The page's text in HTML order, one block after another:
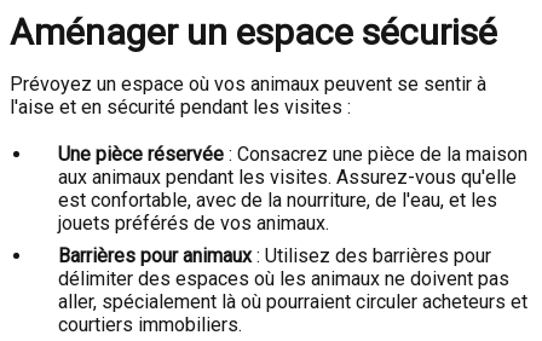
Aménager un espace sécurisé
Prévoyez un espace où vos animaux peuvent se sentir à
l'aise et en sécurité pendant les visites :
Une pièce réservée : Consacrez une pièce de la maison
aux animaux pendant les visites. Assurez-vous qu'elle
est confortable, avec de la nourriture, de l'eau, et les
jouets préférés de vos animaux.
Barrières pour animaux: Utilisez des barrières pour
délimiter des espaces où les animaux ne doivent pas
aller, spécialement là où pourraient circuler acheteurs et
courtiers immobiliers.